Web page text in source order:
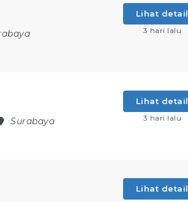
Lihat detail
3 hari lalu
Surabaya
Lihat detail
3 hari lalu
Lihat detail